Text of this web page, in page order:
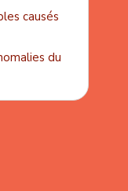
causés
du